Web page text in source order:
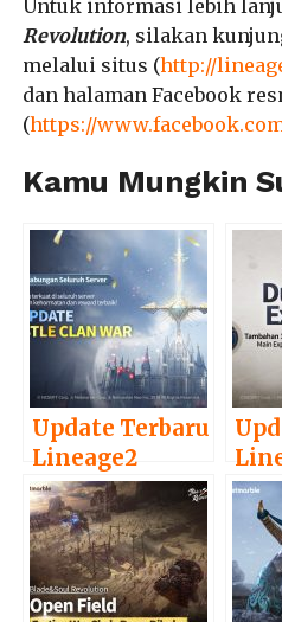
Untuk informasi lebih
Revolution, silakan
melalui situs (http://
dan halaman Facebook
(https://
Kamu Mungkin
Update Terbaru
Lineage2
Revolution
Perkenalkan
Fortress Siege
Skala Besar
Seluruh Server